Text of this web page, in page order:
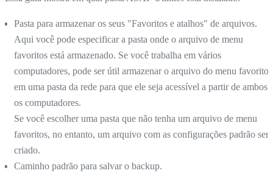
Pasta para armazenar os seus "Favoritos e atalhos" de arquivos.
Aqui você pode especificar a pasta onde o arquivo de menu
favoritos está armazenado. Se você trabalha em vários
computadores, pode ser útil armazenar o arquivo do menu favoritos
em uma pasta da rede para que ele seja acessível a partir de ambos
os computadores.
Se você escolher uma pasta que não tenha um arquivo de menu
favoritos, no entanto, um arquivo com as configurações padrão será
criado.
Caminho padrão para salvar o backup.